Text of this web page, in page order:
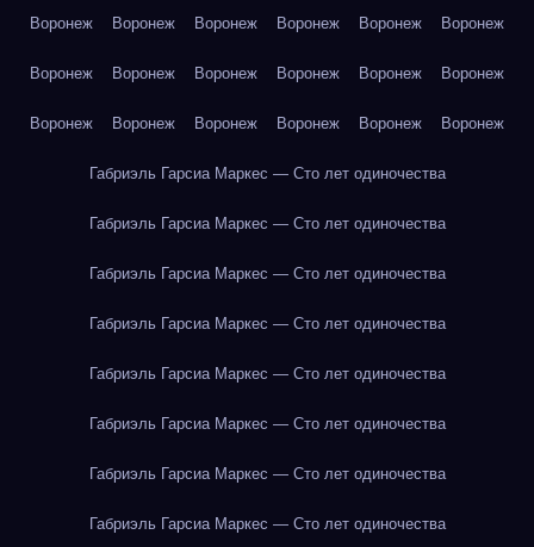
Воронеж Воронеж Воронеж Воронеж Воронеж Воронеж
Воронеж Воронеж Воронеж Воронеж Воронеж Воронеж
Воронеж Воронеж Воронеж Воронеж Воронеж Воронеж
Габриэль Гарсиа Маркес — Сто лет одиночества
Габриэль Гарсиа Маркес — Сто лет одиночества
Габриэль Гарсиа Маркес — Сто лет одиночества
Габриэль Гарсиа Маркес — Сто лет одиночества
Габриэль Гарсиа Маркес — Сто лет одиночества
Габриэль Гарсиа Маркес — Сто лет одиночества
Габриэль Гарсиа Маркес — Сто лет одиночества
Габриэль Гарсиа Маркес — Сто лет одиночества